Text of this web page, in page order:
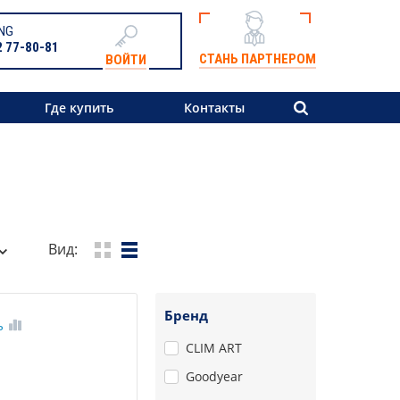
77-80-81
ВОЙТИ СТАНЬ ПАРТНЕРОМ
Где купить Контакты
Вид:
Бренд
CLIM ART
Goodyear